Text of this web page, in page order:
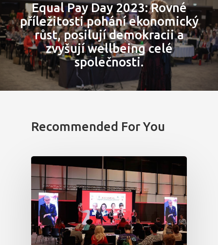
Equal Pay Day 2023: Rovné
příležitosti pohání ekonomický
růst, posilují demokracii a
zvyšují wellbeing celé
společnosti.
Recommended For You